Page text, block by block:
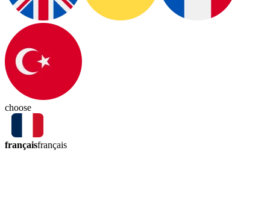
choose
françaisfrançais